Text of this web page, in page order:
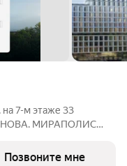
на 7-м этаже 33
МИРАПОЛИС
башен с
Позвоните мне